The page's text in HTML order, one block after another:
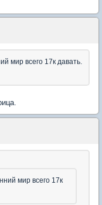
мир всего 17к давать.
мир всего 17к